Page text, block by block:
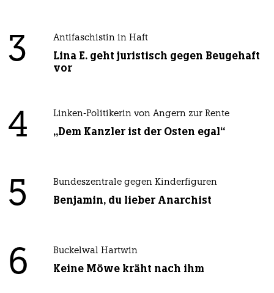
3 Antifaschistin in Haft
Lina E. geht juristisch gegen Beugehaft
vor
4 Linken-Politikerin von Angern zur Rente
„Dem Kanzler ist der Osten egal“
5 Bundeszentrale gegen Kinderfiguren
Benjamin, du lieber Anarchist
6 Buckelwal Hartwin
Keine Möwe kräht nach ihm